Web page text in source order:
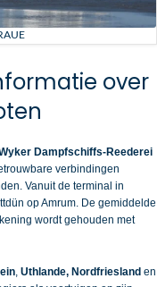
over
Dampfschiffs‑Reederei
verbindingen
Vanuit de terminal in
op Amrum. De gemiddelde
wordt gehouden met
, Uthlande, Nordfriesland en